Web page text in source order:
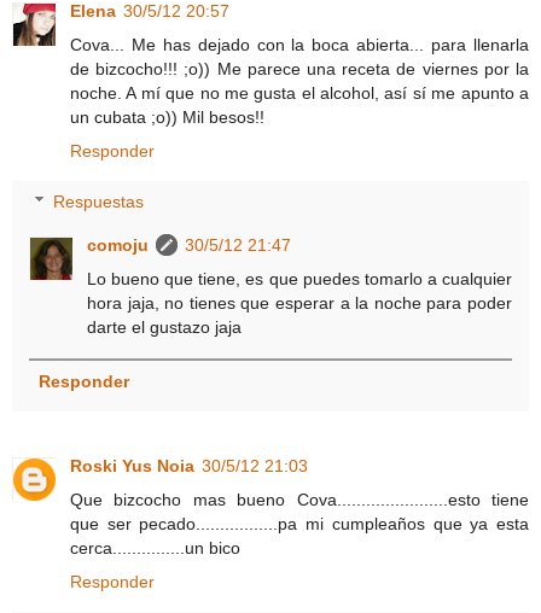
Elena 30/5/12 20:57
Cova... Me has dejado con la boca abierta... para llenarla
de bizcocho!!! ;o)) Me parece una receta de viernes por la
noche. A mí que no me gusta el alcohol, así sí me apunto a
un cubata ;o)) Mil besos!!
Responder
Respuestas
comoju
30/5/12 21:47
Lo bueno que tiene, es que puedes tomarlo a cualquier
hora jaja, no tienes que esperar a la noche para poder
darte el gustazo jaja
Responder
Roski Yus Noia 30/5/12 21:03
Que bizcocho mas bueno Cova.......................esto tiene
que ser pecado.................pa mi cumpleaños que ya esta
cerca...............un bico
Responder